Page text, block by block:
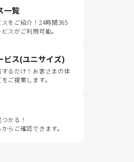
一覧
をご紹介！24時間365
スがご利用可能。
ビス(ユニサイズ)
るだけ！お客さまの体
ご提案します。
かる！
らご確認できます。